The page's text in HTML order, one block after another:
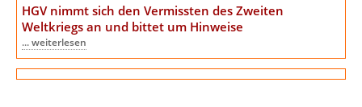
HGV nimmt sich den Vermissten des Zweiten
Weltkriegs an und bittet um Hinweise
... weiterlesen